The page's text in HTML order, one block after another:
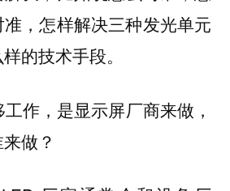
，怎样解决三种发光单元
的技术手段。
作，是显示屏厂商来做，
做？